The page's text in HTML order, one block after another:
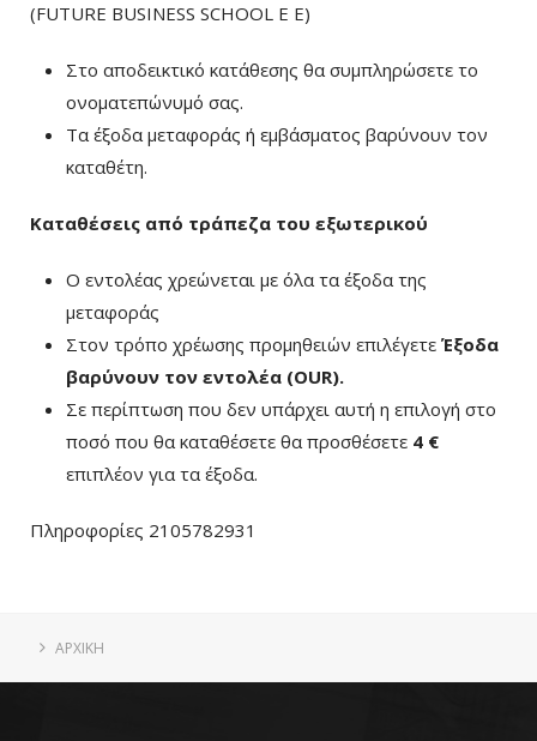
(FUTURE BUSINESS SCHOOL E E)
Στο αποδεικτικό κατάθεσης θα συμπληρώσετε το
ονοματεπώνυμό σας.
Τα έξοδα μεταφοράς ή εμβάσματος βαρύνουν τον
καταθέτη.
Καταθέσεις από τράπεζα του εξωτερικού
Ο εντολέας χρεώνεται με όλα τα έξοδα της
μεταφοράς
Στον τρόπο χρέωσης προμηθειών επιλέγετε Έξοδα
βαρύνουν τον εντολέα (ΟUR).
Σε περίπτωση που δεν υπάρχει αυτή η επιλογή στο
ποσό που θα καταθέσετε θα προσθέσετε 4 €
επιπλέον για τα έξοδα.
Πληροφορίες 2105782931
ΑΡΧΙΚΗ